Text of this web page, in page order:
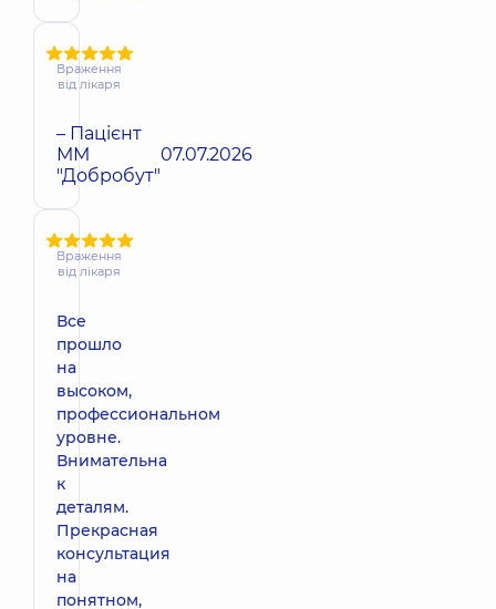
Враження
від лікаря
– Пацієнт
ММ
"Добробут"
07.07.2026
Враження
від лікаря
Все
прошло
на
высоком,
профессиональном
уровне.
Внимательна
к
деталям.
Прекрасная
консультация
на
понятном,